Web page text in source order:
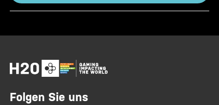
Folgen Sie uns